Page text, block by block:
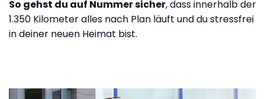
So gehst du auf Nummer sicher, dass innerhalb der
1.350 Kilometer alles nach Plan läuft und du stressfrei
in deiner neuen Heimat bist.